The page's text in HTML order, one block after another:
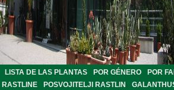
LISTA DE LAS PLANTAS POR GÉNERO POR
RASTLINE
POSVOJITELJI RASTLIN